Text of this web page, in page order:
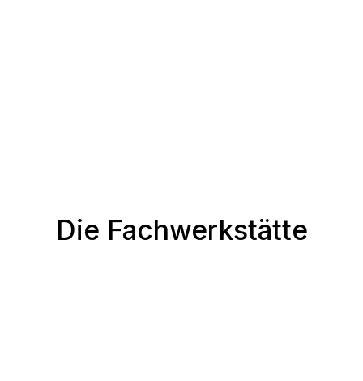
Die Fachwerkstätte